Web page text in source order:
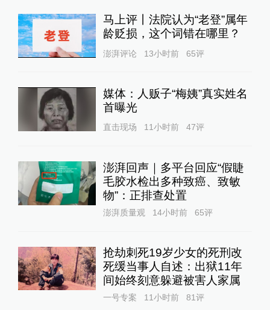
马上评丨法院认为“老登”属年
龄贬损，这个词错在哪里？
澎湃评论 13小时前 65评
媒体：人贩子“梅姨”真实姓名
首曝光
直击现场 11小时前 47评
澎湃回声｜多平台回应“假睫
毛胶水检出多种致癌、致敏
物”：正排查处置
澎湃质量观 14小时前 65评
抢劫刺死19岁少女的死刑改
死缓当事人自述：出狱11年
间始终刻意躲避被害人家属
一号专案 11小时前 81评